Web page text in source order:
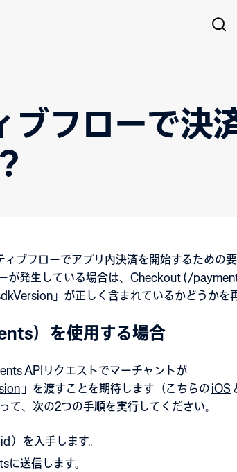
フローで決
ブフローでアプリ内決済を開始するための要
が発生している場合は、Checkout (/
」が正しく含まれているかどうかを
）を使用する場合
APIリクエストでマーチャントが
」を渡すことを期待します（こちらのiOS
て、次の2つの手順を実行してください。
）を入手します。
送信します。